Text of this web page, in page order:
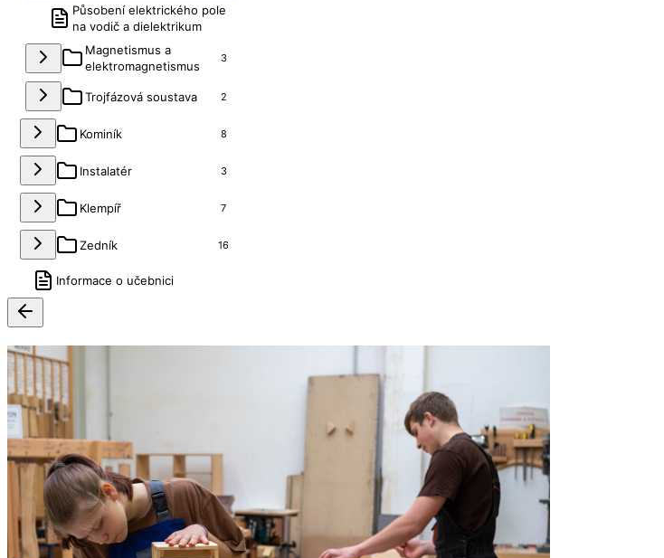
Působení elektrického pole
na vodič a dielektrikum
Magnetismus a
elektromagnetismus
3
Trojfázová soustava 2
Kominík 8
Instalatér 3
Klempíř 7
Zedník 16
Informace o učebnici